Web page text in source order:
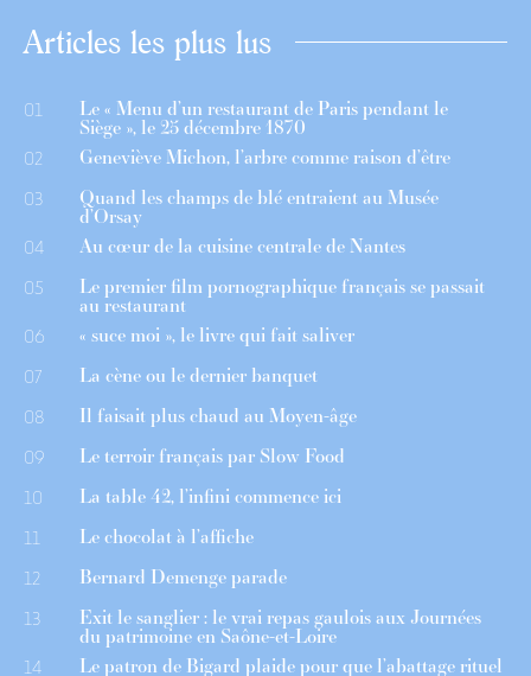
Articles les plus lus
01 Le « Menu d’un restaurant de Paris pendant le
Siège », le 25 décembre 1870
02 Geneviève Michon, l’arbre comme raison d’être
03 Quand les champs de blé entraient au Musée
d’Orsay
04 Au cœur de la cuisine centrale de Nantes
05 Le premier film pornographique français se passait
au restaurant
06 « suce moi », le livre qui fait saliver
07 La cène ou le dernier banquet
08 Il faisait plus chaud au Moyen-âge
09 Le terroir français par Slow Food
10 La table 42, l’infini commence ici
11 Le chocolat à l’affiche
12 Bernard Demenge parade
13 Exit le sanglier : le vrai repas gaulois aux Journées
du patrimoine en Saône-et-Loire
14 Le patron de Bigard plaide pour que l’abattage rituel